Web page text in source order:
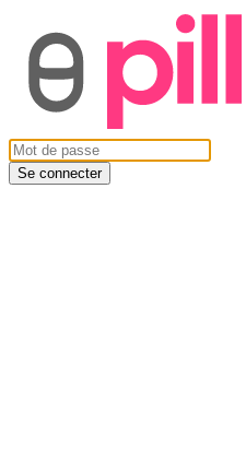
Se connecter